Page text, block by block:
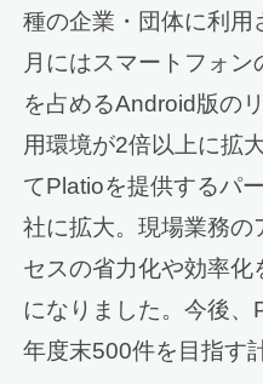
種の企業・団体に利
月にはスマートフォ
を占めるAndroid版の
用環境が2倍以上に拡
てPlatioを提供するパ
社に拡大。現場業務の
セスの省力化や効率化
になりました。今後
年度末500件を目指す